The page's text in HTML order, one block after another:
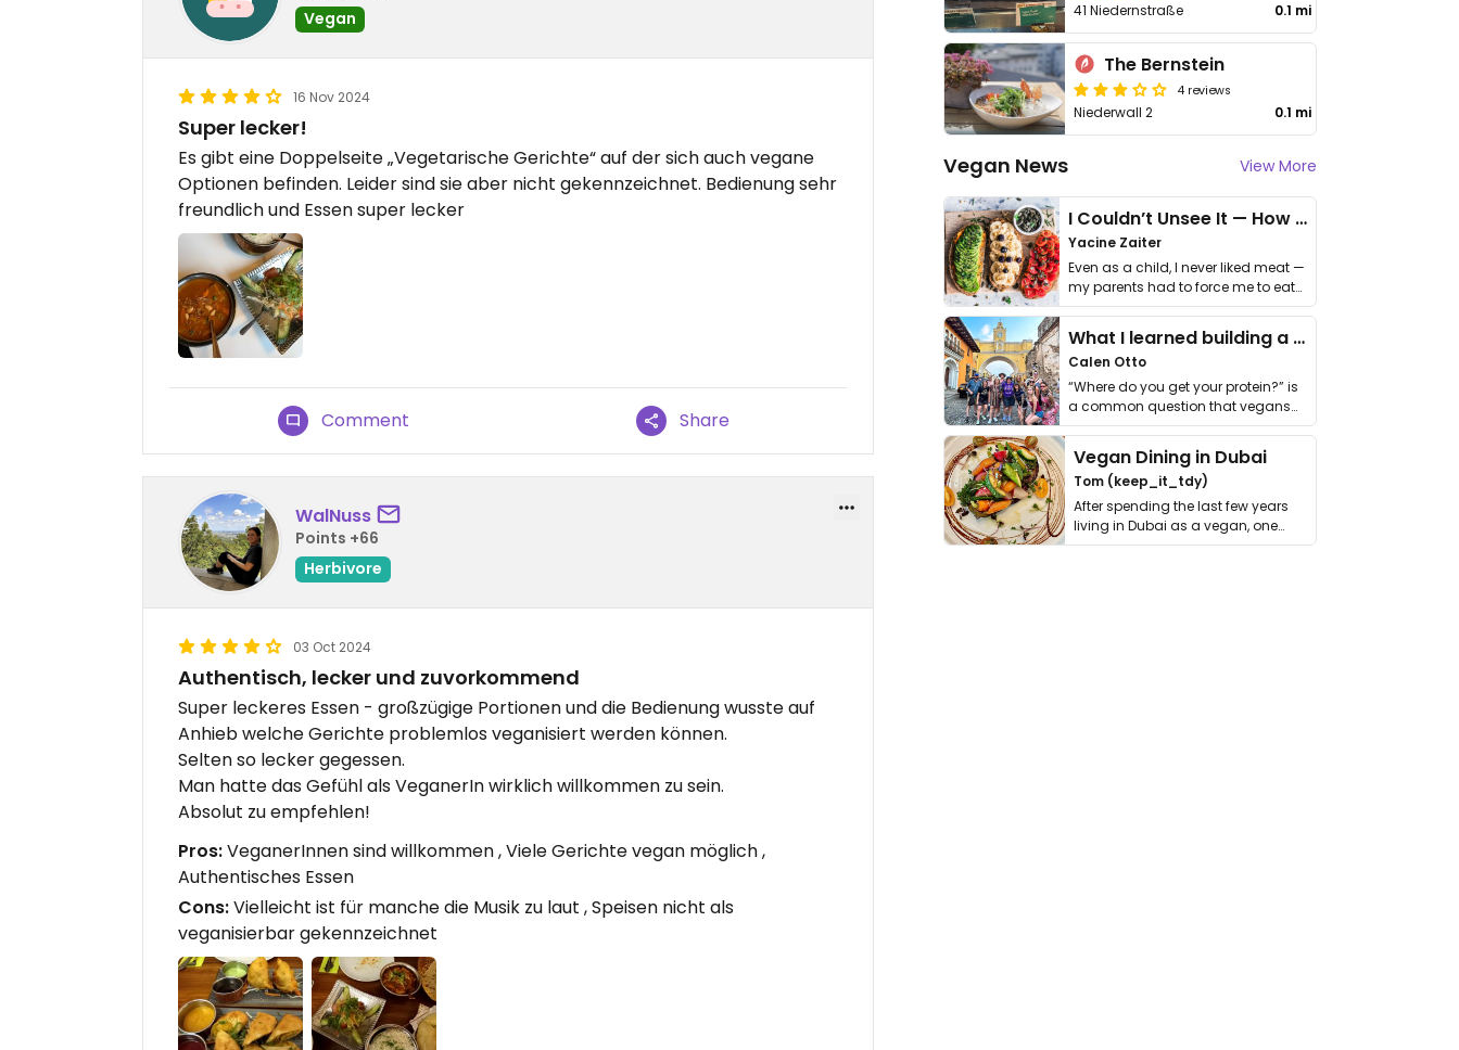
Vegan
16 Nov 2024
Super lecker!
Es gibt eine Doppelseite „Vegetarische Gerichte“ auf der sich auch vegane
Optionen befinden. Leider sind sie aber nicht gekennzeichnet. Bedienung sehr
freundlich und Essen super lecker
Comment Share
WalNuss
Points +66
Herbivore
03 Oct 2024
Authentisch, lecker und zuvorkommend
Super leckeres Essen - großzügige Portionen und die Bedienung wusste auf
Anhieb welche Gerichte problemlos veganisiert werden können.
Selten so lecker gegessen.
Man hatte das Gefühl als VeganerIn wirklich willkommen zu sein.
Absolut zu empfehlen!
Pros:VeganerInnen sind willkommen , Viele Gerichte vegan möglich ,
Authentisches Essen
Cons:Vielleicht ist für manche die Musik zu laut , Speisen nicht als
veganisierbar gekennzeichnet
41 Niedernstraße 0.1 mi
The Bernstein
4 reviews
Niederwall 2 0.1 mi
Vegan News View More
I Couldn’t Unsee It — How Thailand Turned My Beliefs Into Action⁠
Yacine Zaiter
Even as a child, I never liked meat —
my parents had to force me to eat
it. I …
What I learned building a queer vegan travel brand
Calen Otto
“Where do you get your protein?” is
a common question that vegans
get asked. …
Vegan Dining in Dubai
Tom (keep_it_tdy)
After spending the last few years
living in Dubai as a vegan, one
thing has …